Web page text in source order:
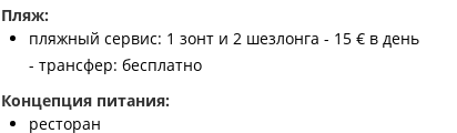
Пляж:
пляжный сервис: 1 зонт и 2 шезлонга - 15 € в день
- трансфер: бесплатно
Концепция питания:
ресторан